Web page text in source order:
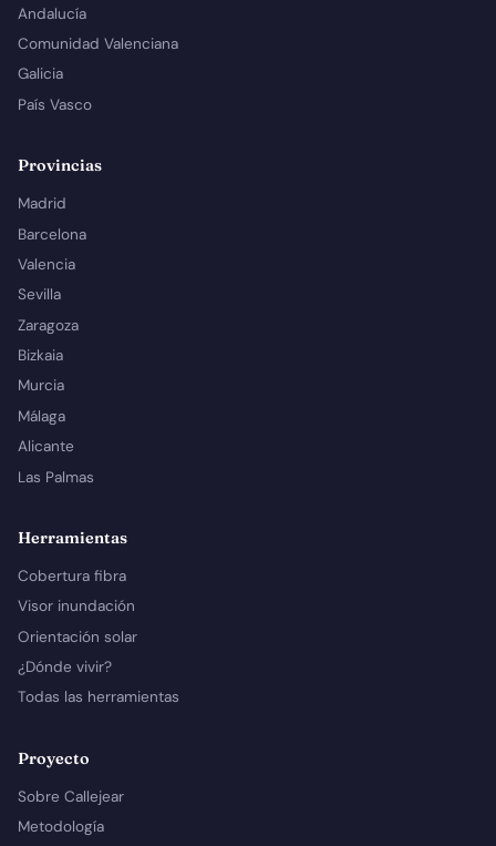
Andalucía
Comunidad Valenciana
Galicia
País Vasco
Provincias
Madrid
Barcelona
Valencia
Sevilla
Zaragoza
Bizkaia
Murcia
Málaga
Alicante
Las Palmas
Herramientas
Cobertura fibra
Visor inundación
Orientación solar
¿Dónde vivir?
Todas las herramientas
Proyecto
Sobre Callejear
Metodología